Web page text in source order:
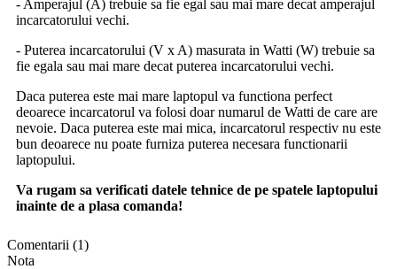
- Amperajul (A) trebuie sa fie egal sau mai mare decat amperajul
incarcatorului vechi.
- Puterea incarcatorului (V x A) masurata in Watti (W) trebuie sa
fie egala sau mai mare decat puterea incarcatorului vechi.
Daca puterea este mai mare laptopul va functiona perfect
deoarece incarcatorul va folosi doar numarul de Watti de care are
nevoie. Daca puterea este mai mica, incarcatorul respectiv nu este
bun deoarece nu poate furniza puterea necesara functionarii
laptopului.
Va rugam sa verificati datele tehnice de pe spatele laptopului
inainte de a plasa comanda!
Comentarii (1)
Nota